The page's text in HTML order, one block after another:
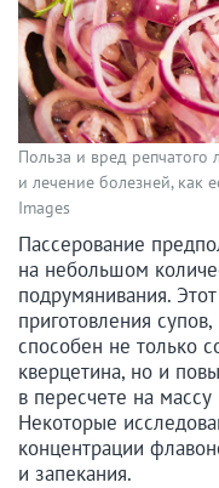
Польза и вред репчатого
и лечение болезней, как
Images
Пассерование
на небольшом
подрумянивания.
приготовления
способен не только
кверцетина, но и
в пересчете на
Некоторые
концентрации
и запекания.